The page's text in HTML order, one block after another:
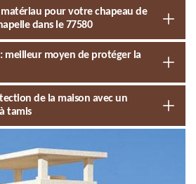
matériau pour votre chapeau de
dans le 77580
meilleur moyen de protéger la
de la maison avec un
tamis